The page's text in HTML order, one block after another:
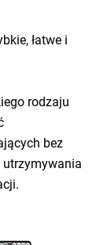
łatwe i
rodzaju
bez